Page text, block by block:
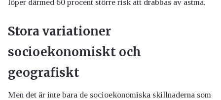
löper därmed 60 procent större risk att drabbas av astma.
Stora variationer
socioekonomiskt och
geografiskt
Men det är inte bara de socioekonomiska skillnaderna som